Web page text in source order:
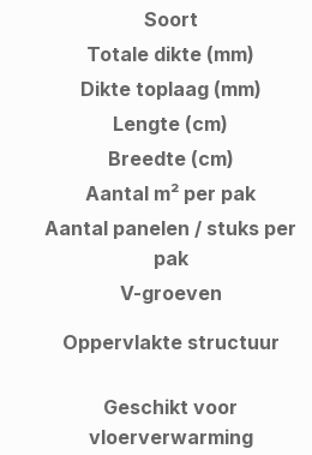
Soort
Totale dikte (mm)
Dikte toplaag (mm)
Lengte (cm)
Breedte (cm)
Aantal m² per pak
Aantal panelen / stuks per
pak
V-groeven
Oppervlakte structuur
Geschikt voor
vloerverwarming